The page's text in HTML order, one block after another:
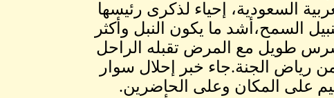
السعودية، إحياء لذكرى رئيسها
السمح،أشد ما يكون النبل وأكثر
طويل مع المرض تقبله الراحل
رياض الجنة.جاء خبر إحلال سوار
على المكان وعلى الحاضرين.